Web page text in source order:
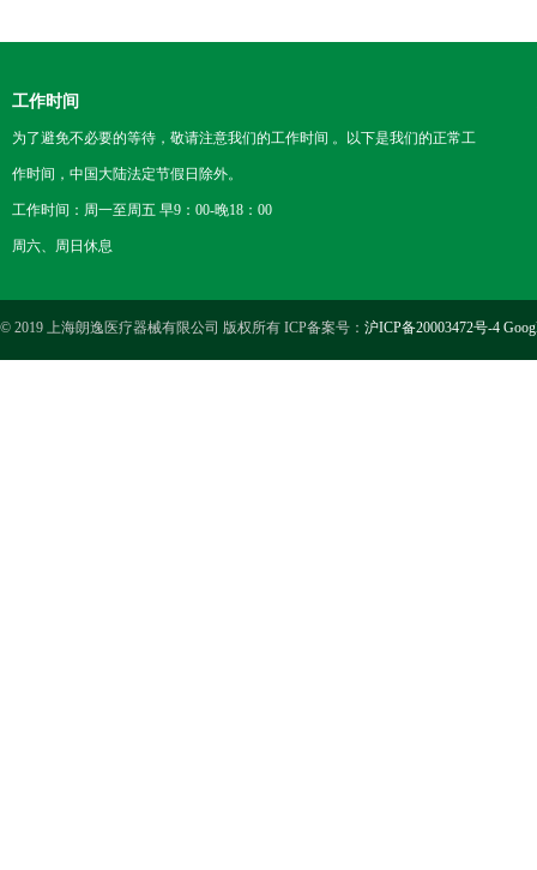
工作时间
为了避免不必要的等待，敬请注意我们的工作时间 。以下是我们的正常工
作时间，中国大陆法定节假日除外。
工作时间：周一至周五 早9：00-晚18：00
周六、周日休息
© 2019 上海朗逸医疗器械有限公司 版权所有 ICP备案号： 沪ICP备20003472号-4